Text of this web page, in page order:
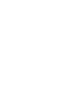
de
sean
tiempos de